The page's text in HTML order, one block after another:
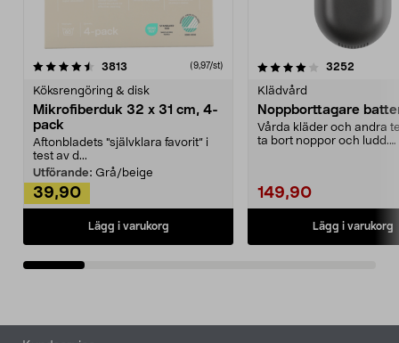
3813 (9,97/st)
Köksrengöring & disk
Mikrofiberduk 32 x 31 cm, 4-
pack
Aftonbladets "självklara favorit” i
test av d...
Utförande: Grå/beige
39,90
Lägg i varukorg
4.0av 5 stjärnor 3252
Klädvård
Noppborttagare
Vårda kläder och andra
ta bort noppor och ludd.
149,90
Lägg i varukorg
4.5av 5 stjärnor